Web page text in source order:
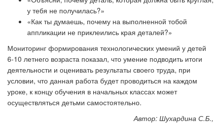
у тебя не получилась?»
«Как ты думаешь, почему на выполненной тобой
аппликации не приклеились края деталей?»
Мониторинг формирования технологических умений у детей
6-10 летнего возраста показал, что умение подводить итоги
деятельности и оценивать результаты своего труда, при
условии, что данная работа будет проводиться на каждом
уроке, к концу обучения в начальных классах может
осуществляться детьми самостоятельно.
Автор: Шухардина С.Б.,